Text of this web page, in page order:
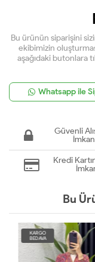
Bu ürünün siparişini
ekibimizin
aşağıdaki butonlara
Whatsapp ile
Güvenli
Kredi
Bu
KARGO
BEDAVA